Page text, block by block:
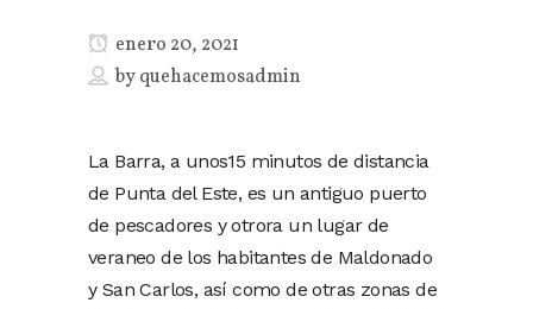
enero 20, 2021
byquehacemosadmin
La Barra, a unos15 minutos de distancia
de Punta del Este, es un antiguo puerto
de pescadores y otrora un lugar de
veraneo de los habitantes de Maldonado
y San Carlos, así como de otras zonas de